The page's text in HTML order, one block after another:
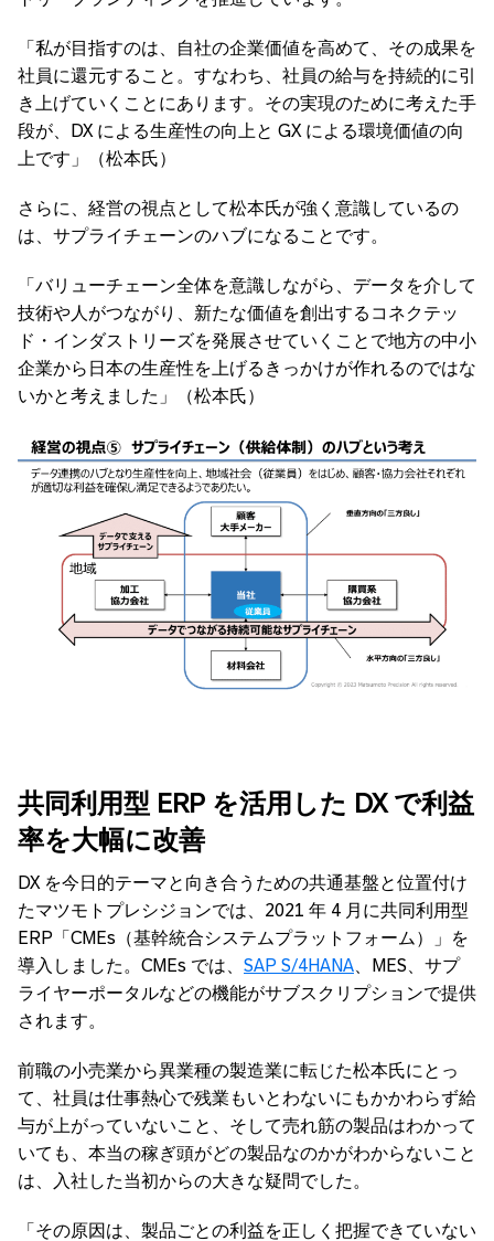
「私が目指すのは、自社の企業価値を高めて、その成果を
社員に還元すること。すなわち、社員の給与を持続的に引
き上げていくことにあります。その実現のために考えた手
段が、DX による生産性の向上と GX による環境価値の向
上です」（松本氏）
さらに、経営の視点として松本氏が強く意識しているの
は、サプライチェーンのハブになることです。
「バリューチェーン全体を意識しながら、データを介して
技術や人がつながり、新たな価値を創出するコネクテッ
ド・インダストリーズを発展させていくことで地方の中小
企業から日本の生産性を上げるきっかけが作れるのではな
いかと考えました」（松本氏）
共同利用型 ERP を活用した DX で利益
率を大幅に改善
DX を今日的テーマと向き合うための共通基盤と位置付け
たマツモトプレシジョンでは、2021 年 4 月に共同利用型
ERP「CMEs（基幹統合システムプラットフォーム）」を
導入しました。CMEs では、 SAP S/4HANA 、MES、サプ
ライヤーポータルなどの機能がサブスクリプションで提供
されます。
前職の小売業から異業種の製造業に転じた松本氏にとっ
て、社員は仕事熱心で残業もいとわないにもかかわらず給
与が上がっていないこと、そして売れ筋の製品はわかって
いても、本当の稼ぎ頭がどの製品なのかがわからないこと
は、入社した当初からの大きな疑問でした。
「その原因は、製品ごとの利益を正しく把握できていない